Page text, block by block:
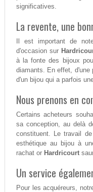
significatives.
La revente, une
Il est important de
d'occasion sur
à la fonte des bijoux
diamants. En effet, d'une
d'un bijou qui a parfois
Nous prenons en
Certains acheteurs
sa conception, au delà
constituent. Le travail
esthétique au bijou à
rachat or Hardricourt
Un service
Pour les acquéreurs,